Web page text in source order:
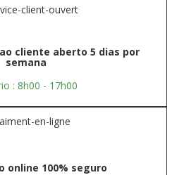
cliente aberto 5 dias por
semana
: 8h00 - 17h00
online 100% seguro